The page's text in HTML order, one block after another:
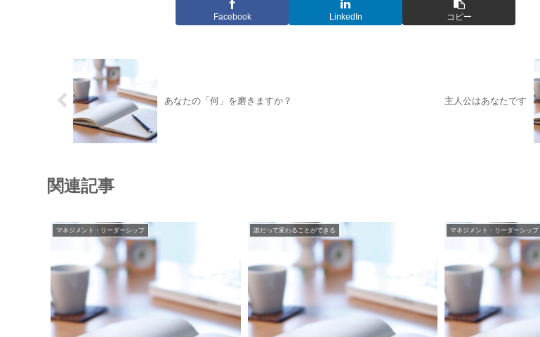
Facebook LinkedIn コピー
あなたの「何」を磨きますか？ 主人公はあなたです
関連記事
マネジメント・リーダーシップ 誰だって変わることができる マネジメント・リーダーシップ